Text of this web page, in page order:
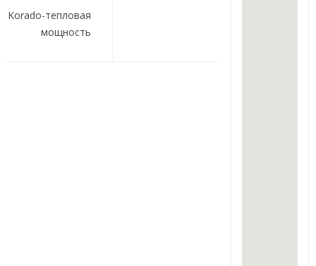
по
записям
Korado-тепловая
мощность